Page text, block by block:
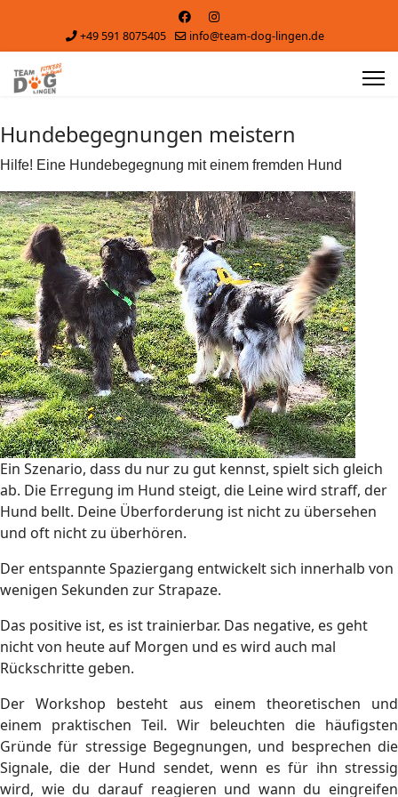
+49 591 8075405 info@team-dog-lingen.de
Hundebegegnungen meistern
Hilfe! Eine Hundebegegnung mit einem fremden Hund
Ein Szenario, dass du nur zu gut kennst, spielt sich gleich
ab. Die Erregung im Hund steigt, die Leine wird straff, der
Hund bellt. Deine Überforderung ist nicht zu übersehen
und oft nicht zu überhören.
Der entspannte Spaziergang entwickelt sich innerhalb von
wenigen Sekunden zur Strapaze.
Das positive ist, es ist trainierbar. Das negative, es geht
nicht von heute auf Morgen und es wird auch mal
Rückschritte geben.
Der Workshop besteht aus einem theoretischen und
einem praktischen Teil. Wir beleuchten die häufigsten
Gründe für stressige Begegnungen, und besprechen die
Signale, die der Hund sendet, wenn es für ihn stressig
wird, wie du darauf reagieren und wann du eingreifen